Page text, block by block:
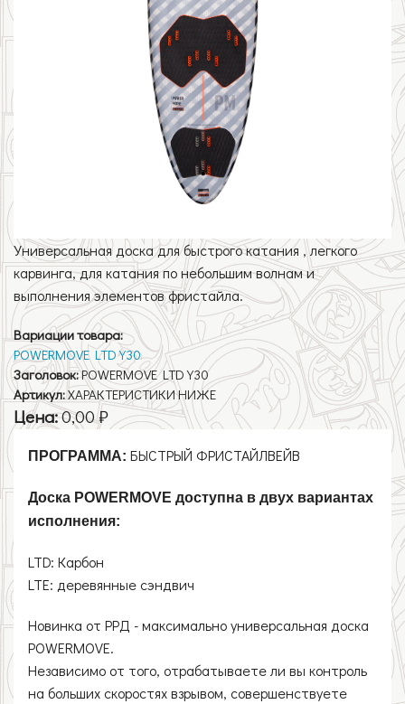
Универсальная доска для быстрого катания , легкого
карвинга, для катания по небольшим волнам и
выполнения элементов фристайла.
Вариации товара:
POWERMOVE LTD Y30
Заголовок:POWERMOVE LTD Y30
Артикул:ХАРАКТЕРИСТИКИ НИЖЕ
Цена:0,00 ₽
ПРОГРАММА: БЫСТРЫЙ ФРИСТАЙЛВЕЙВ
Доска POWERMOVE доступна в двух вариантах
исполнения:
LTD: Карбон
LTE: деревянные сэндвич
Новинка от РРД - максимально универсальная доска
POWERMOVE.
Независимо от того, отрабатываете ли вы контроль
на больших скоростях взрывом, совершенствуете